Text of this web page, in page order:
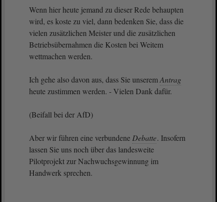
Wenn hier heute jemand zu dieser Rede behaupten
wird, es koste zu viel, dann bedenken Sie, dass die
vielen zusätzlichen Meister und die zusätzlichen
Betriebsübernahmen die Kosten bei Weitem
wettmachen werden.
Ich gehe also davon aus, dass Sie unseremAntrag
heute zustimmen werden. - Vielen Dank dafür.
(Beifall bei der AfD)
Aber wir führen eine verbundene Debatte. Insofern
lassen Sie uns noch über das landesweite
Pilotprojekt zur Nachwuchsgewinnung im
Handwerk sprechen.